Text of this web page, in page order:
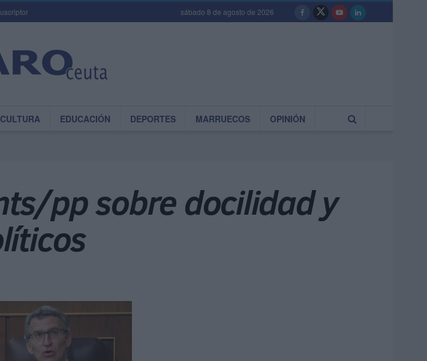
sábado 8 de agosto de 2026
CULTURA EDUCACIÓN DEPORTES MARRUECOS OPINIÓN
pp sobre docilidad y